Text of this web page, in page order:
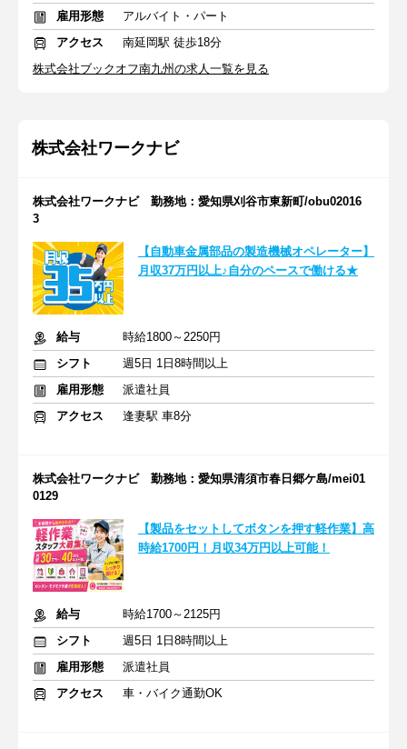
雇用形態
アルバイト・パート
アクセス
南延岡駅 徒歩18分
株式会社ブックオフ南九州の求人一覧を見る
株式会社ワークナビ
株式会社ワークナビ 勤務地：愛知県刈谷市東新町/obu02016
3
【自動車金属部品の製造機械オペレーター】
月収37万円以上♪自分のペースで働ける★
給与
時給1800～2250円
シフト
週5日 1日8時間以上
雇用形態
派遣社員
アクセス
逢妻駅 車8分
株式会社ワークナビ 勤務地：愛知県清須市春日郷ケ島/mei01
0129
【製品をセットしてボタンを押す軽作業】高
時給1700円！月収34万円以上可能！
給与
時給1700～2125円
シフト
週5日 1日8時間以上
雇用形態
派遣社員
アクセス
車・バイク通勤OK